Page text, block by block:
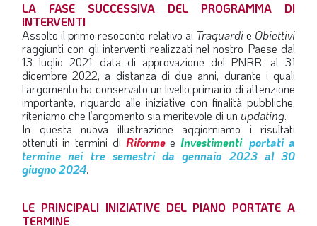
LA FASE SUCCESSIVA DEL PROGRAMMA DI
INTERVENTI
Assolto il primo resoconto relativo ai Traguardie Obiettivi
raggiunti con gli interventi realizzati nel nostro Paese dal
13 luglio 2021, data di approvazione del PNRR, al 31
dicembre 2022, a distanza di due anni, durante i quali
l’argomento ha conservato un livello primario di attenzione
importante, riguardo alle iniziative con finalità pubbliche,
riteniamo che l’argomento sia meritevole di un updating.
In questa nuova illustrazione aggiorniamo i risultati
ottenuti in termini di RiformeeInvestimenti,portati a
termine nei tre semestri da gennaio 2023 al 30
giugno 2024.
LE PRINCIPALI INIZIATIVE DEL PIANO PORTATE A
TERMINE